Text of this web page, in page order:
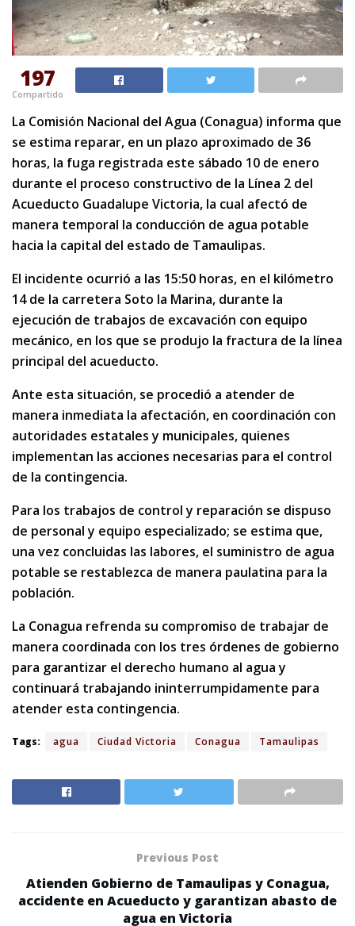
197
Compartido
La Comisión Nacional del Agua (Conagua) informa que
se estima reparar, en un plazo aproximado de 36
horas, la fuga registrada este sábado 10 de enero
durante el proceso constructivo de la Línea 2 del
Acueducto Guadalupe Victoria, la cual afectó de
manera temporal la conducción de agua potable
hacia la capital del estado de Tamaulipas.
El incidente ocurrió a las 15:50 horas, en el kilómetro
14 de la carretera Soto la Marina, durante la
ejecución de trabajos de excavación con equipo
mecánico, en los que se produjo la fractura de la línea
principal del acueducto.
Ante esta situación, se procedió a atender de
manera inmediata la afectación, en coordinación con
autoridades estatales y municipales, quienes
implementan las acciones necesarias para el control
de la contingencia.
Para los trabajos de control y reparación se dispuso
de personal y equipo especializado; se estima que,
una vez concluidas las labores, el suministro de agua
potable se restablezca de manera paulatina para la
población.
La Conagua refrenda su compromiso de trabajar de
manera coordinada con los tres órdenes de gobierno
para garantizar el derecho humano al agua y
continuará trabajando ininterrumpidamente para
atender esta contingencia.
Tags: agua Ciudad Victoria Conagua Tamaulipas
Previous Post
Atienden Gobierno de Tamaulipas y Conagua,
accidente en Acueducto y garantizan abasto de
agua en Victoria